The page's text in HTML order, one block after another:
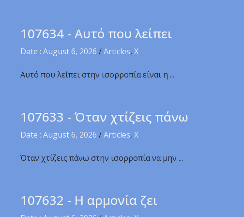
107634 - Αυτό που λείπει
Date : August 6, 2026 /Articles, X
Αυτό που λείπει στην ισορροπία είναι η ...
107633 - Όταν χτίζεις πάνω
Date : August 6, 2026 /Articles, X
Όταν χτίζεις πάνω στην ισορροπία να μην ...
107632 - Η αρμονία ζει